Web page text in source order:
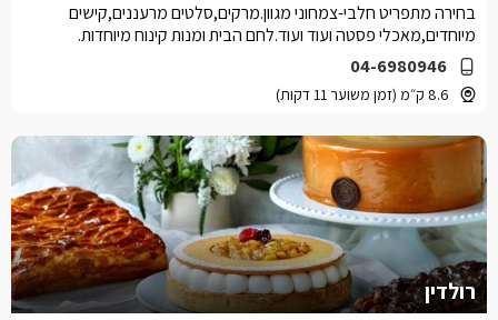
04-6980946
8.6 ק״מ (זמן משוער 11 דקות)
בחירה מתפריט חלבי-צמחוני מגוון.מרקים,סלטים מרעננים,קישים
מיוחדים,מאכלי פסטה ועוד ועוד.לחם הבית ומנות קינוח מיוחדות.
רולדין